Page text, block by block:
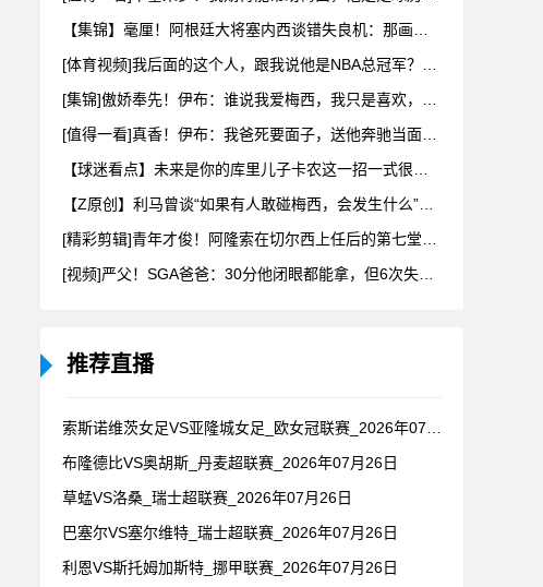
推荐直播
布隆德比VS奥胡斯_丹麦超联赛_2026年07月26日
草蜢VS洛桑_瑞士超联赛_2026年07月26日
巴塞尔VS塞尔维特_瑞士超联赛_2026年07月26日
利恩VS斯托姆加斯特_挪甲联赛_2026年07月26日